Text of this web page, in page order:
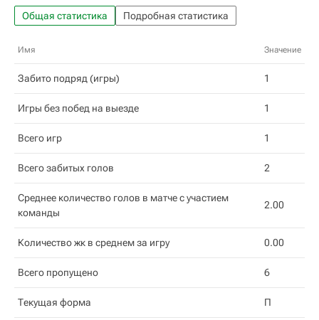
Общая статистика Подробная статистика
Имя Значение
Забито подряд (игры) 1
Игры без побед на выезде 1
Всего игр 1
Всего забитых голов 2
Среднее количество голов в матче с участием
команды
2.00
Количество жк в среднем за игру 0.00
Всего пропущено 6
Текущая форма П